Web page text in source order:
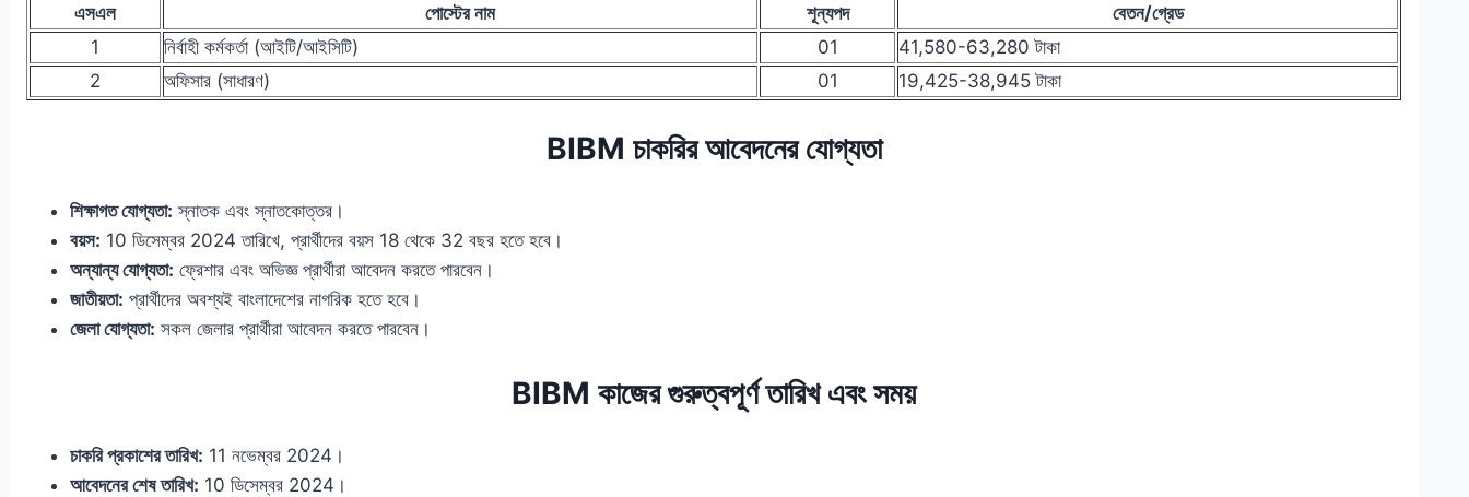
এসএল
পোস্টের নাম শূন্যপদ
বেতন/গ্রেড
1
নির্বাহী কর্মকর্তা (আইটি/আইসিটি) 01
41,580-63,280 টাকা
2
অফিসার (সাধারণ) 01 19,425-38,945 টাকা
BIBM চাকরির আবেদনের যোগ্যতা
শিক্ষাগত যোগ্যতা: স্নাতক এবং স্নাতকোত্তর।
বয়স: 10 ডিসেম্বর 2024 তারিখে, প্রার্থীদের বয়স 18 থেকে 32 বছর হতে হবে।
অন্যান্য যোগ্যতা: ফ্রেশার এবং অভিজ্ঞ প্রার্থীরা আবেদন করতে পারবেন।
জাতীয়তা: প্রার্থীদের অবশ্যই বাংলাদেশের নাগরিক হতে হবে।
জেলা যোগ্যতা: সকল জেলার প্রার্থীরা আবেদন করতে পারবেন।
BIBM কাজের গুরুত্বপূর্ণ তারিখ এবং সময়
চাকরি প্রকাশের তারিখ: 11 নভেম্বর 2024।
আবেদনের শেষ তারিখ: 10 ডিসেম্বর 2024।